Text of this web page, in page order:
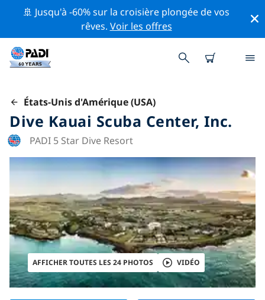
🚢 Jusqu'à -60% sur la croisière plongée de vos
rêves. Voir les offres
États-Unis d'Amérique (USA)
Dive Kauai Scuba Center, Inc.
PADI 5 Star Dive Resort
AFFICHER TOUTES LES 24 PHOTOS VIDÉO